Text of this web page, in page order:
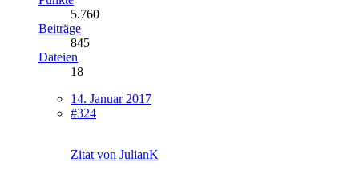
5.760
Beiträge
845
Dateien
18
14. Januar 2017
#324
Zitat von JulianK